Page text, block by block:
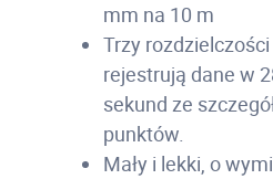
mm na 10 m
Trzy
rejestrują dane w
sekund ze
punktów.
Mały i lekki, o